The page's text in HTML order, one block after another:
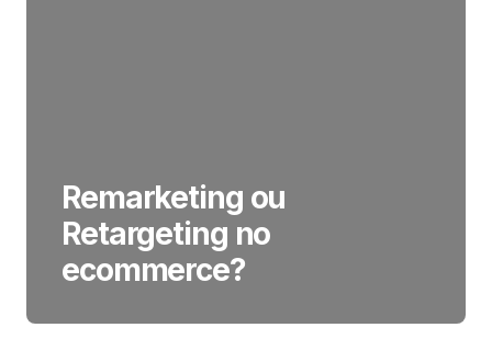
Remarketing ou
Retargeting no
ecommerce?